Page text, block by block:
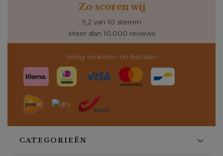
Zo scoren wij
9,2 van 10 sterren
Meer dan 10.000 reviews
Veilig winkelen en betalen
CATEGORIEËN